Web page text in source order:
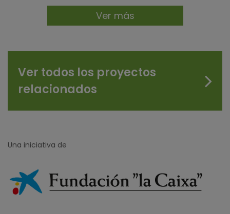
Ver más
Ver todos los proyectos
relacionados
Una iniciativa de